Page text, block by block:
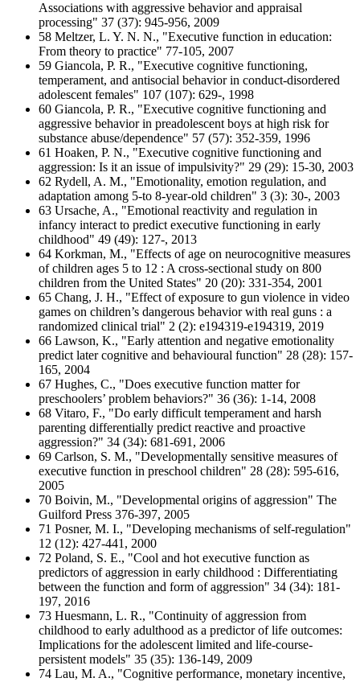
Associations with aggressive behavior and appraisal
processing" 37 (37): 945-956, 2009
58 Meltzer, L. Y. N. N., "Executive function in education:
From theory to practice" 77-105, 2007
59 Giancola, P. R., "Executive cognitive functioning,
temperament, and antisocial behavior in conduct-disordered
adolescent females" 107 (107): 629-, 1998
60 Giancola, P. R., "Executive cognitive functioning and
aggressive behavior in preadolescent boys at high risk for
substance abuse/dependence" 57 (57): 352-359, 1996
61 Hoaken, P. N., "Executive cognitive functioning and
aggression: Is it an issue of impulsivity?" 29 (29): 15-30, 2003
62 Rydell, A. M., "Emotionality, emotion regulation, and
adaptation among 5-to 8-year-old children" 3 (3): 30-, 2003
63 Ursache, A., "Emotional reactivity and regulation in
infancy interact to predict executive functioning in early
childhood" 49 (49): 127-, 2013
64 Korkman, M., "Effects of age on neurocognitive measures
of children ages 5 to 12 : A cross-sectional study on 800
children from the United States" 20 (20): 331-354, 2001
65 Chang, J. H., "Effect of exposure to gun violence in video
games on children’s dangerous behavior with real guns : a
randomized clinical trial" 2 (2): e194319-e194319, 2019
66 Lawson, K., "Early attention and negative emotionality
predict later cognitive and behavioural function" 28 (28): 157-
165, 2004
67 Hughes, C., "Does executive function matter for
preschoolers’ problem behaviors?" 36 (36): 1-14, 2008
68 Vitaro, F., "Do early difficult temperament and harsh
parenting differentially predict reactive and proactive
aggression?" 34 (34): 681-691, 2006
69 Carlson, S. M., "Developmentally sensitive measures of
executive function in preschool children" 28 (28): 595-616,
2005
70 Boivin, M., "Developmental origins of aggression" The
Guilford Press 376-397, 2005
71 Posner, M. I., "Developing mechanisms of self-regulation"
12 (12): 427-441, 2000
72 Poland, S. E., "Cool and hot executive function as
predictors of aggression in early childhood : Differentiating
between the function and form of aggression" 34 (34): 181-
197, 2016
73 Huesmann, L. R., "Continuity of aggression from
childhood to early adulthood as a predictor of life outcomes:
Implications for the adolescent limited and life‐course‐
persistent models" 35 (35): 136-149, 2009
74 Lau, M. A., "Cognitive performance, monetary incentive,